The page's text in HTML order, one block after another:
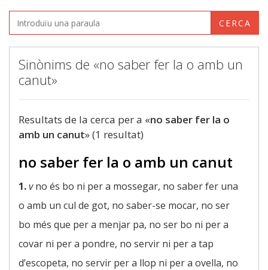
CERCA
Sinònims de «no saber fer la o amb un
canut»
Resultats de la cerca per a «no saber fer la o
amb un canut» (1 resultat)
no saber fer la o amb un canut
1.vno és bo ni per a mossegar, no saber fer una
o amb un cul de got, no saber-se mocar, no ser
bo més que per a menjar pa, no ser bo ni per a
covar ni per a pondre, no servir ni per a tap
d’escopeta, no servir per a llop ni per a ovella, no